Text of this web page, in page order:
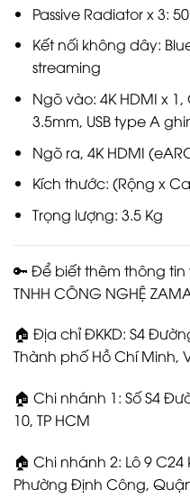
Passive Radiator x 3:
Kết nối không dây:
streaming
Ngõ vào: 4K HDMI x
3.5mm, USB type A
Ngõ ra, 4K HDMI
Kích thước: (Rộng x
Trọng lượng: 3.5 Kg
🔑 Để biết thêm thông tin
TNHH CÔNG NGHỆ
🏠 Địa chỉ ĐKKD: S4
Thành phố Hồ Chí Minh,
🏠 Chi nhánh 1: Số S4
10, TP HCM
🏠 Chi nhánh 2: Lô 9
Phường Định Công,